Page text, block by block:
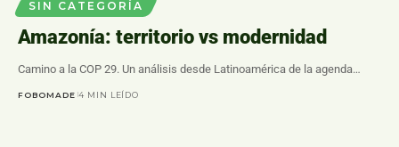
SIN CATEGORÍA
Amazonía: territorio vs modernidad
Camino a la COP 29. Un análisis desde Latinoamérica de la agenda…
FOBOMADE 4 MIN LEÍDO